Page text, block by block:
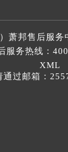
萧邦售后服务
服务热线：
XML
过邮箱：